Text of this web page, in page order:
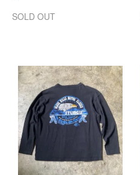
SOLD OUT